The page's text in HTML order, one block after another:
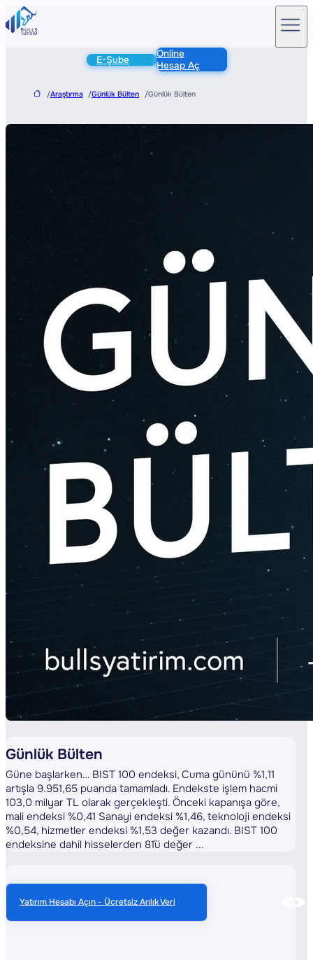
E-Şube
Online
Hesap Aç
/Araştırma /Günlük Bülten /Günlük Bülten
Günlük Bülten
Güne başlarken… BIST 100 endeksi, Cuma gününü %1,11
artışla 9.951,65 puanda tamamladı. Endekste işlem hacmi
103,0 milyar TL olarak gerçekleşti. Önceki kapanışa göre,
mali endeksi %0,41 Sanayi endeksi %1,46, teknoloji endeksi
%0,54, hizmetler endeksi %1,53 değer kazandı. BIST 100
endeksine dahil hisselerden 81´ü değer ...
Yatırım Hesabı Açın - Ücretsiz Anlık Veri